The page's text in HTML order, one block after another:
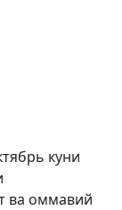
куни
ва оммавий